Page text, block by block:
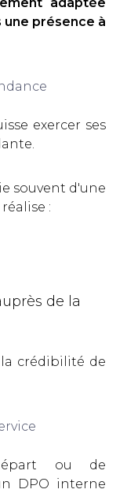
une présence à
exercer ses
souvent d'une
:
de la
crédibilité de
ou de
DPO interne